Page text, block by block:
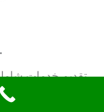
تقديم خدمات